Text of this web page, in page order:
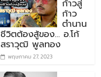
ก้าวสู่
ก้าว
ตำนาน
ชีวิตต้องสู้ของ… อ.โก้
สราวุฒิ พูลทอง
พฤษภาคม 27, 2023